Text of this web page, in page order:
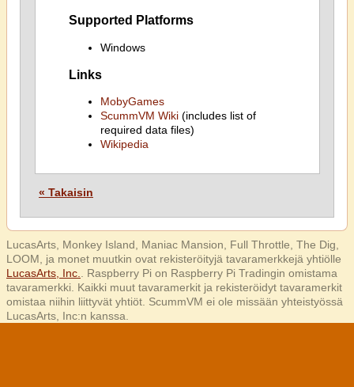
Supported Platforms
Windows
Links
MobyGames
ScummVM Wiki(includes list of
required data files)
Wikipedia
« Takaisin
LucasArts, Monkey Island, Maniac Mansion, Full Throttle, The Dig,
LOOM, ja monet muutkin ovat rekisteröityjä tavaramerkkejä yhtiölle
LucasArts, Inc.
. Raspberry Pi on Raspberry Pi Tradingin omistama
tavaramerkki. Kaikki muut tavaramerkit ja rekisteröidyt tavaramerkit
omistaa niihin liittyvät yhtiöt. ScummVM ei ole missään yhteistyössä
LucasArts, Inc:n kanssa.